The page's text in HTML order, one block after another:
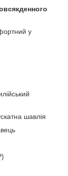
у
шавлія